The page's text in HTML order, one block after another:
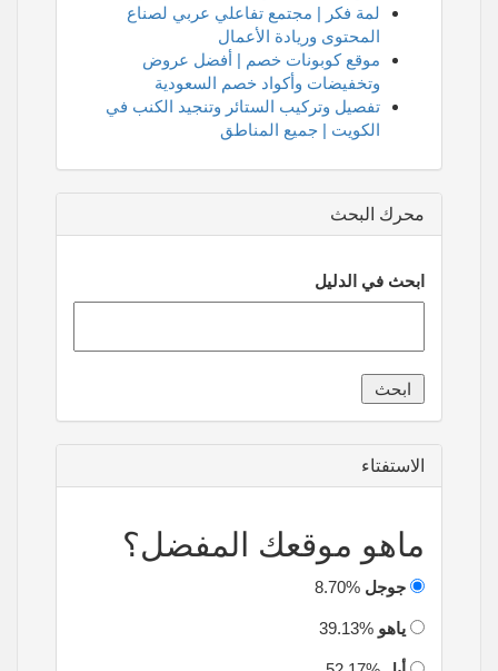
لمة فكر | مجتمع تفاعلي عربي لصناع
المحتوى وريادة الأعمال
موقع كوبونات خصم | أفضل عروض
وتخفيضات وأكواد خصم السعودية
تفصيل وتركيب الستائر وتنجيد الكنب في
الكويت | جميع المناطق
محرك البحث
ابحث في الدليل
الاستفتاء
ماهو موقعك المفضل؟
جوجل
ياهو